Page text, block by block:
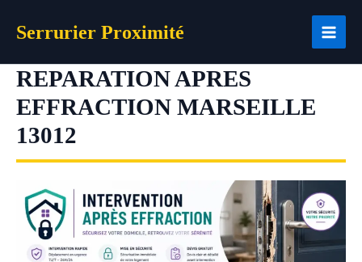
Serrurier Proximité
REPARATION APRES
EFFRACTION MARSEILLE
13012